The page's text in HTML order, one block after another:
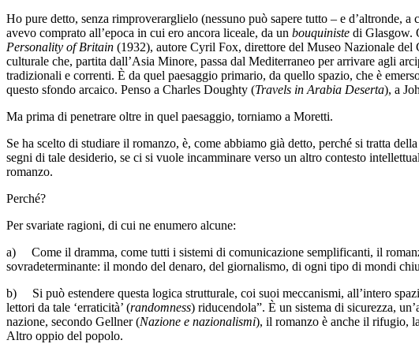
Ho pure detto, senza rimproverarglielo (nessuno può sapere tutto – e d’altronde,
avevo comprato all’epoca in cui ero ancora liceale, da un bouquiniste di Glasgow.
Personality of Britain (1932), autore Cyril Fox, direttore del Museo Nazionale del
culturale che, partita dall’Asia Minore, passa dal Mediterraneo per arrivare agli
tradizionali e correnti. È da quel paesaggio primario, da quello spazio, che è
questo sfondo arcaico. Penso a Charles Doughty (Travels in Arabia Deserta), a
Ma prima di penetrare oltre in quel paesaggio, torniamo a Moretti.
Se ha scelto di studiare il romanzo, è, come abbiamo già detto, perché si tratta
segni di tale desiderio, se ci si vuole incamminare verso un altro contesto
romanzo.
Perché?
Per svariate ragioni, di cui ne enumero alcune:
a) Come il dramma, come tutti i sistemi di comunicazione semplificanti, il
sovradeterminante: il mondo del denaro, del giornalismo, di ogni tipo di mondi
b) Si può estendere questa logica strutturale, coi suoi meccanismi, all’intero
lettori da tale ‘erraticità’ (randomness) riducendola”. È un sistema di sicurezza,
nazione, secondo Gellner (Nazione e nazionalismi), il romanzo è anche il rifugio,
Altro oppio del popolo.